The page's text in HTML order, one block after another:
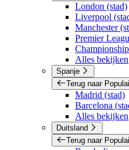
London (stad)
Liverpool
Manchester
Premier
Championship
Alles bekijken
Spanje
Terug naar
Madrid (stad)
Barcelona
Alles bekijken
Duitsland
Terug naar